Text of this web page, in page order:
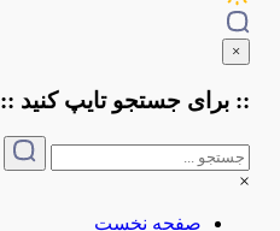
×
:: برای جستجو تایپکنید ::
×
صفحه نخست